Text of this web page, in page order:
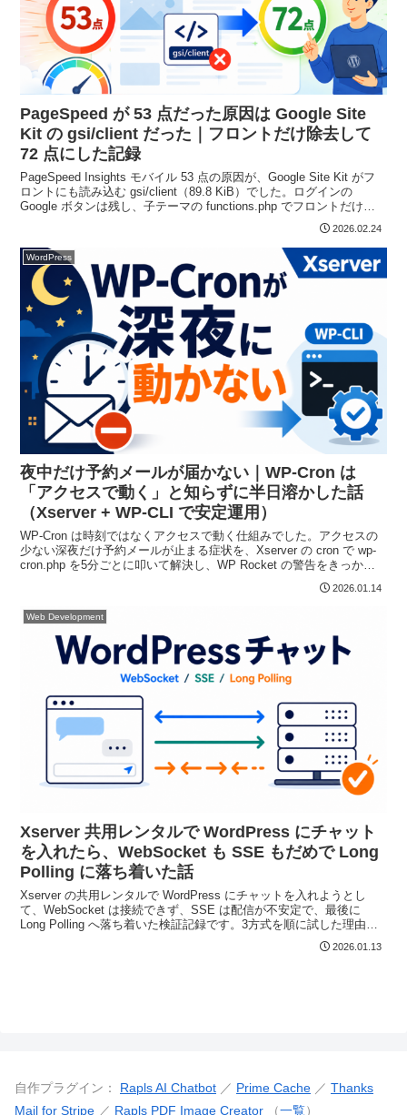
PageSpeed が 53 点だった原因は Google Site
Kit の gsi/client だった｜フロントだけ除去して
72 点にした記録
PageSpeed Insights モバイル 53 点の原因が、Google Site Kit がフ
ロントにも読み込む gsi/client（89.8 KiB）でした。ログインの
Google ボタンは残し、子テーマの functions.php でフロントだけ除
去。Cocoon やキャッシュの見直しも含めた一連の改善で 72 点にし
2026.02.24
WordPress
夜中だけ予約メールが届かない｜WP-Cron は
「アクセスで動く」と知らずに半日溶かした話
（Xserver + WP-CLI で安定運用）
WP-Cron は時刻ではなくアクセスで動く仕組みでした。アクセスの
少ない深夜だけ予約メールが止まる症状を、Xserver の cron で wp-
cron.php を5分ごとに叩いて解決し、WP Rocket の警告をきっかけ
2026.01.14
Web Development
Xserver 共用レンタルで WordPress にチャット
を入れたら、WebSocket も SSE もだめで Long
Polling に落ち着いた話
Xserver の共用レンタルで WordPress にチャットを入れようとし
て、WebSocket は接続できず、SSE は配信が不安定で、最後に
Long Polling へ落ち着いた検証記録です。3方式を順に試した理由
と、Long Polling 実装で気をつけた4点を、最小サンプルつきでまと
2026.01.13
自作プラグイン： Rapls AI Chatbot ／ Prime Cache ／ Thanks
Mail for Stripe ／ Rapls PDF Image Creator （一覧）